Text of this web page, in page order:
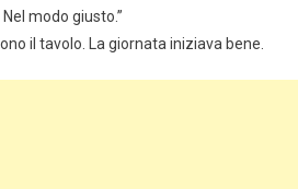
modo giusto.”
il tavolo. La giornata iniziava bene.